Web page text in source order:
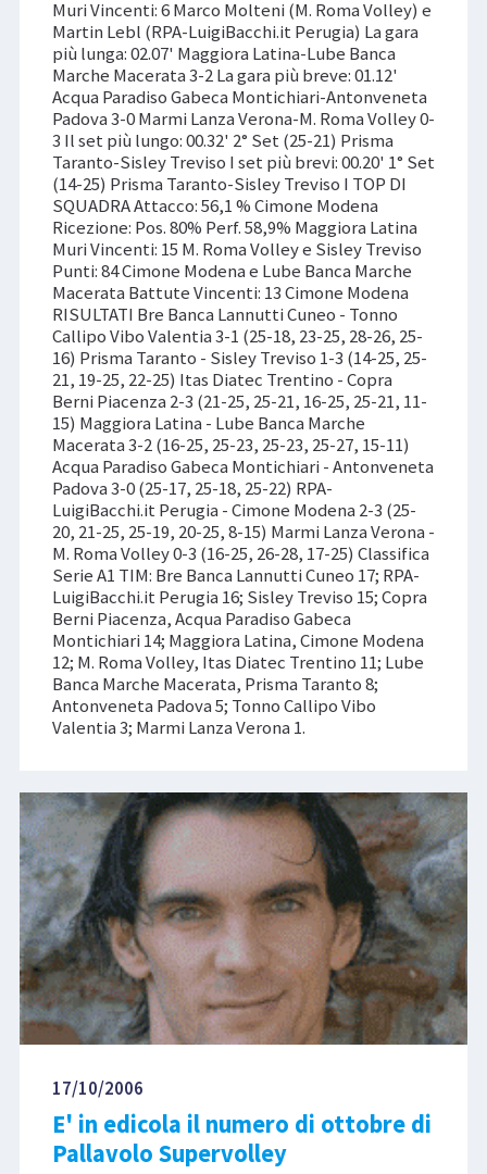
Muri Vincenti: 6 Marco Molteni (M. Roma Volley) e
Martin Lebl (RPA-LuigiBacchi.it Perugia) La gara
più lunga: 02.07' Maggiora Latina-Lube Banca
Marche Macerata 3-2 La gara più breve: 01.12'
Acqua Paradiso Gabeca Montichiari-Antonveneta
Padova 3-0 Marmi Lanza Verona-M. Roma Volley 0-
3 Il set più lungo: 00.32' 2° Set (25-21) Prisma
Taranto-Sisley Treviso I set più brevi: 00.20' 1° Set
(14-25) Prisma Taranto-Sisley Treviso I TOP DI
SQUADRA Attacco: 56,1 % Cimone Modena
Ricezione: Pos. 80% Perf. 58,9% Maggiora Latina
Muri Vincenti: 15 M. Roma Volley e Sisley Treviso
Punti: 84 Cimone Modena e Lube Banca Marche
Macerata Battute Vincenti: 13 Cimone Modena
RISULTATI Bre Banca Lannutti Cuneo - Tonno
Callipo Vibo Valentia 3-1 (25-18, 23-25, 28-26, 25-
16) Prisma Taranto - Sisley Treviso 1-3 (14-25, 25-
21, 19-25, 22-25) Itas Diatec Trentino - Copra
Berni Piacenza 2-3 (21-25, 25-21, 16-25, 25-21, 11-
15) Maggiora Latina - Lube Banca Marche
Macerata 3-2 (16-25, 25-23, 25-23, 25-27, 15-11)
Acqua Paradiso Gabeca Montichiari - Antonveneta
Padova 3-0 (25-17, 25-18, 25-22) RPA-
LuigiBacchi.it Perugia - Cimone Modena 2-3 (25-
20, 21-25, 25-19, 20-25, 8-15) Marmi Lanza Verona -
M. Roma Volley 0-3 (16-25, 26-28, 17-25) Classifica
Serie A1 TIM: Bre Banca Lannutti Cuneo 17; RPA-
LuigiBacchi.it Perugia 16; Sisley Treviso 15; Copra
Berni Piacenza, Acqua Paradiso Gabeca
Montichiari 14; Maggiora Latina, Cimone Modena
12; M. Roma Volley, Itas Diatec Trentino 11; Lube
Banca Marche Macerata, Prisma Taranto 8;
Antonveneta Padova 5; Tonno Callipo Vibo
Valentia 3; Marmi Lanza Verona 1.
17/10/2006
E' in edicola il numero di ottobre di
Pallavolo Supervolley